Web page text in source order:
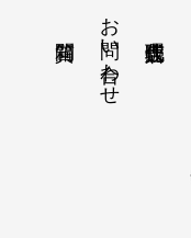
お問い合わせ